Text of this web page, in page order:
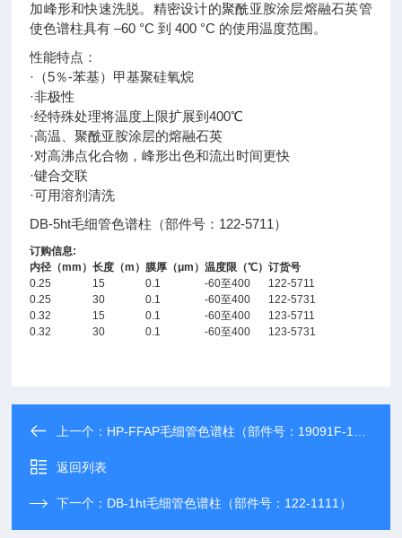
加峰形和快速洗脱。精密设计的聚酰亚胺涂层熔融石英管
使色谱柱具有 –60 °C 到 400 °C 的使用温度范围。
性能特点：
·（5％-苯基）甲基聚硅氧烷
·非极性
·经特殊处理将温度上限扩展到400℃
·高温、聚酰亚胺涂层的熔融石英
·对高沸点化合物，峰形出色和流出时间更快
·键合交联
·可用溶剂清洗
DB-5ht毛细管色谱柱（部件号：122-5711）
订购信息:
内径（mm）长度（m）膜厚（μm）温度限（℃）订货号
0.25
15 0.1 -60至400
122-5711
0.25
30 0.1 -60至400
122-5731
0.32
15 0.1 -60至400
123-5711
0.32
30 0.1 -60至400 123-5731
上一个： HP-FFAP毛细管色谱柱（部件号：19091F-102）
返回列表
下一个： DB-1ht毛细管色谱柱（部件号：122-1111）